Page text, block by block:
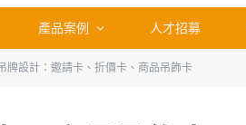
產品案例 人才招募
牌設計：邀請卡、折價卡、商品吊飾卡